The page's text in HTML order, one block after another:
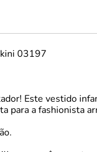
03197
Este vestido
para a fashionista